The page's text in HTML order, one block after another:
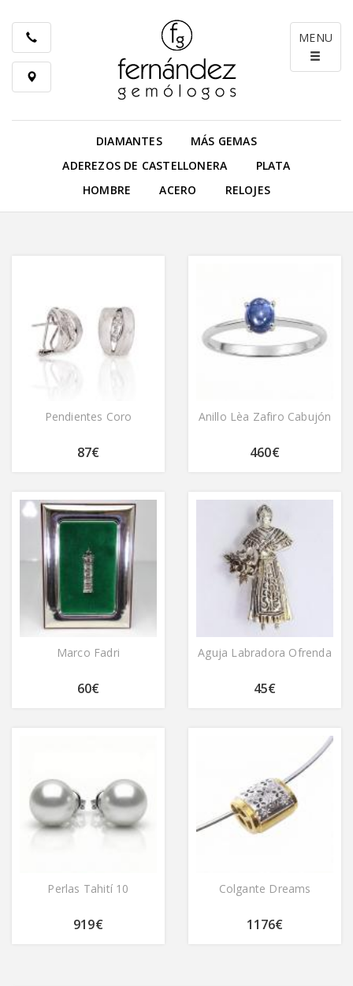
MENU
DIAMANTES
MÁS GEMAS
ADEREZOS DE CASTELLONERA
PLATA
HOMBRE
ACERO RELOJES
Pendientes Coro
87€
Anillo Lèa Zafiro Cabujón
460€
Marco Fadri
60€
Aguja Labradora Ofrenda
45€
Perlas Tahití 10
919€
Colgante Dreams
1176€